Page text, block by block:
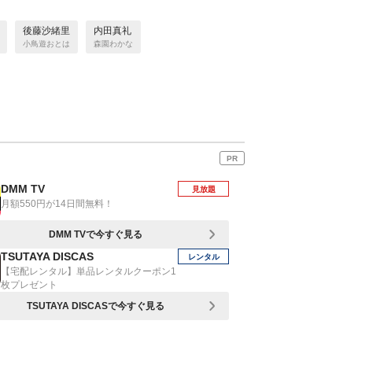
後藤沙緒里
小鳥遊おとは
内田真礼
森園わかな
PR
DMM TV
月額550円が14日間無料！
見放題
DMM TVで今すぐ見る
TSUTAYA DISCAS
【宅配レンタル】単品レンタルクーポン1
枚プレゼント
レンタル
TSUTAYA DISCASで今すぐ見る